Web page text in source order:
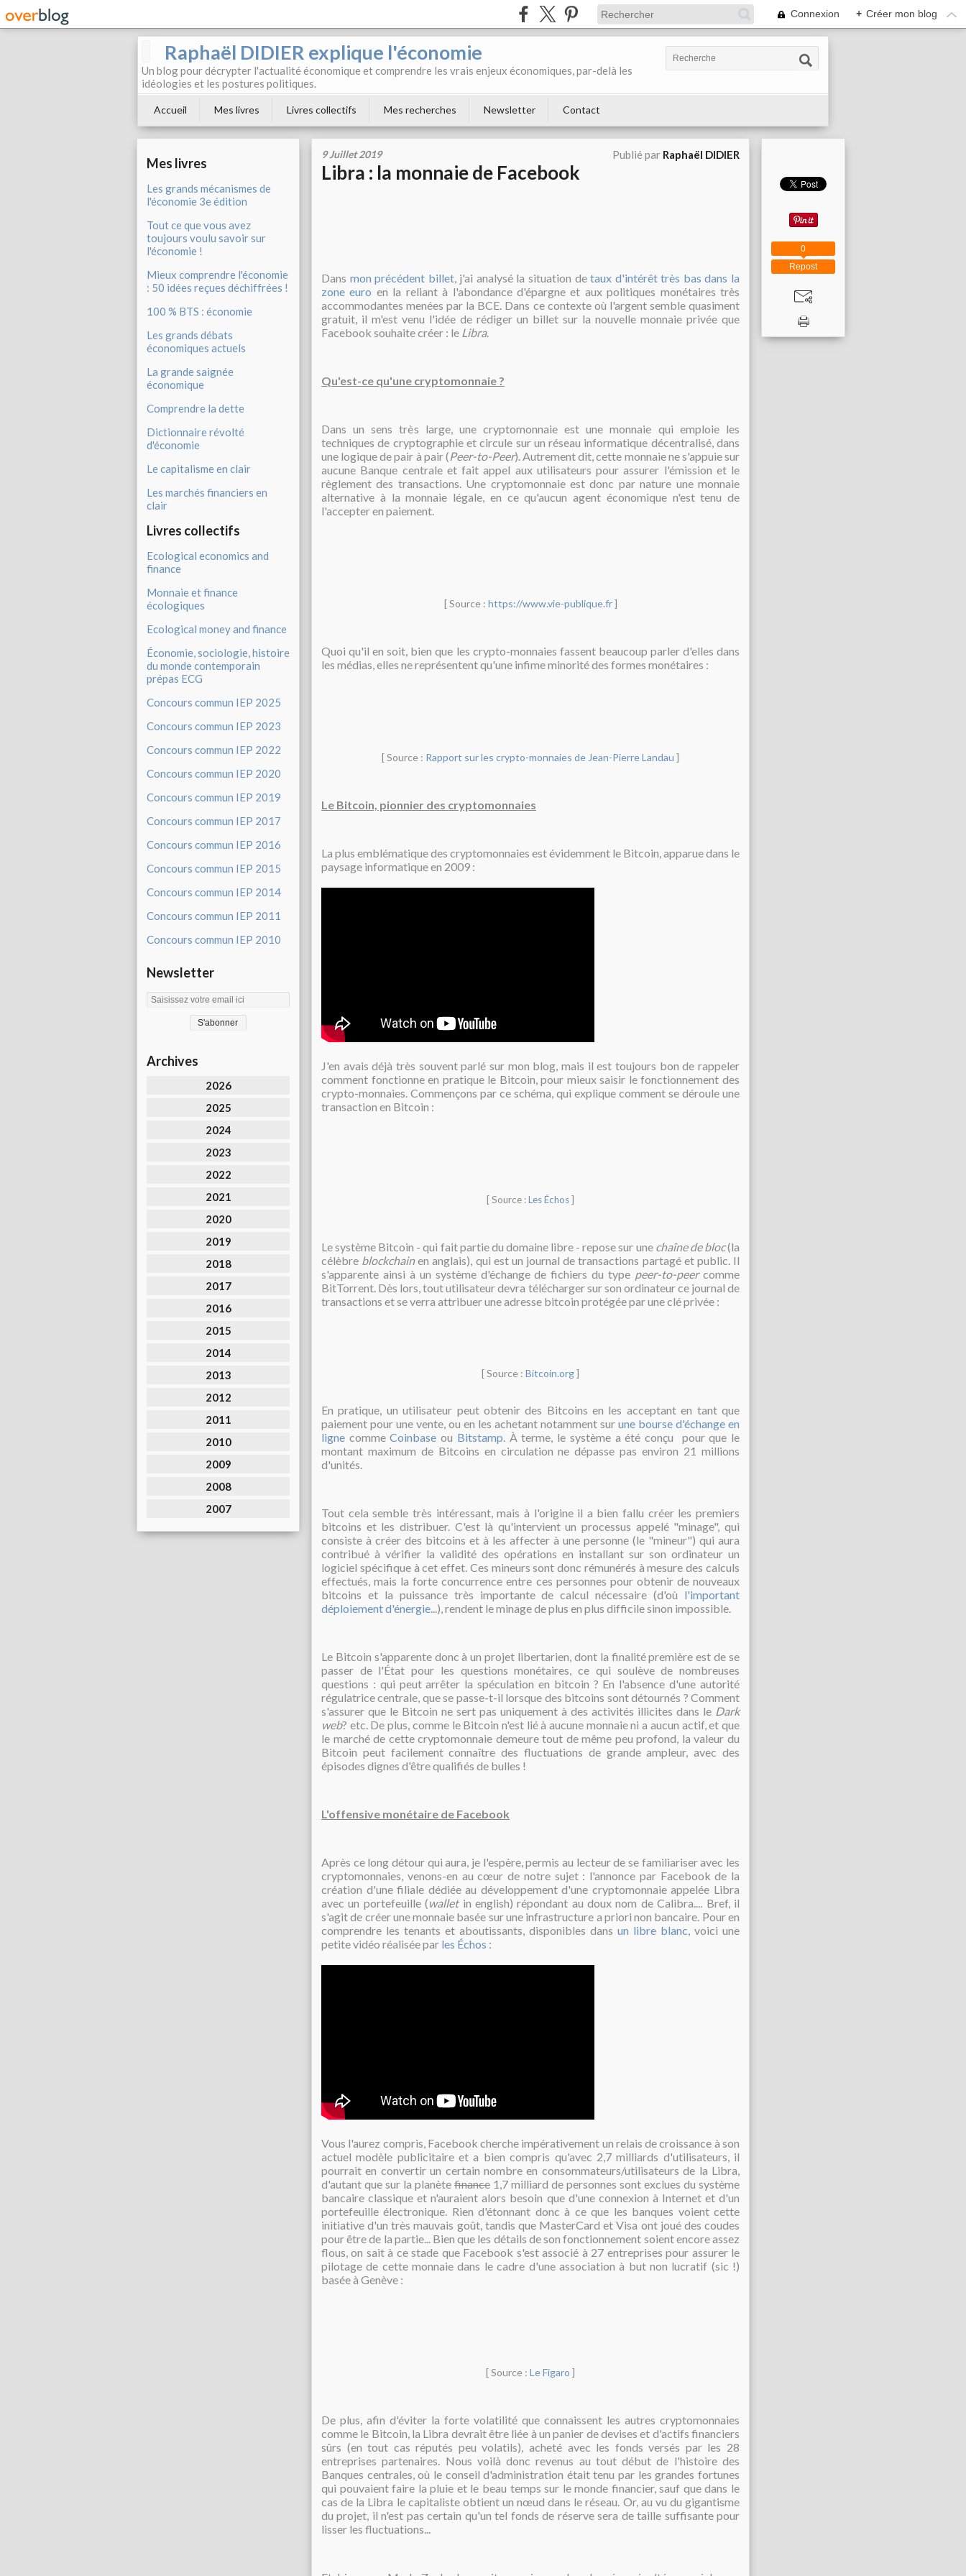
Connexion + Créer mon blog
Raphaël DIDIER explique l'économie
Un blog pour décrypter l'actualité économique et comprendre les vrais enjeux économiques, par-delà les
idéologies et les postures politiques.
Accueil Mes livres Livres collectifs Mes recherches Newsletter Contact
Mes livres
Les grands mécanismes de
l'économie 3e édition
Tout ce que vous avez
toujours voulu savoir sur
l'économie !
Mieux comprendre l'économie
: 50 idées reçues déchiffrées !
100 % BTS : économie
Les grands débats
économiques actuels
La grande saignée
économique
Comprendre la dette
Dictionnaire révolté
d'économie
Le capitalisme en clair
Les marchés financiers en
clair
Livres collectifs
Ecological economics and
finance
Monnaie et finance
écologiques
Ecological money and finance
Économie, sociologie, histoire
du monde contemporain
prépas ECG
Concours commun IEP 2025
Concours commun IEP 2023
Concours commun IEP 2022
Concours commun IEP 2020
Concours commun IEP 2019
Concours commun IEP 2017
Concours commun IEP 2016
Concours commun IEP 2015
Concours commun IEP 2014
Concours commun IEP 2011
Concours commun IEP 2010
Newsletter
Archives
2026
2025
2024
2023
2022
2021
2020
2019
2018
2017
2016
2015
2014
2013
2012
2011
2010
2009
2008
2007
9 Juillet 2019 Publié par Raphaël DIDIER
Libra : la monnaie de Facebook
Dans mon précédent billet, j'ai analysé la situation detaux d'intérêt très bas dans la
zone euro en la reliant à l'abondance d'épargne et aux politiques monétaires très
accommodantes menées par la BCE. Dans ce contexte où l'argent semble quasiment
gratuit, il m'est venu l'idée de rédiger un billet sur la nouvelle monnaie privée que
Facebook souhaite créer : le Libra.
Qu'est-ce qu'une cryptomonnaie ?
Dans un sens très large, une cryptomonnaie est une monnaie qui emploie les
techniques de cryptographie et circule sur un réseau informatique décentralisé, dans
une logique de pair à pair (Peer-to-Peer). Autrement dit, cette monnaie ne s'appuie sur
aucune Banque centrale et fait appel aux utilisateurs pour assurer l'émission et le
règlement des transactions. Une cryptomonnaie est donc par nature une monnaie
alternative à la monnaie légale, en ce qu'aucun agent économique n'est tenu de
l'accepter en paiement.
[ Source : https://www.vie-publique.fr]
Quoi qu'il en soit, bien que les crypto-monnaies fassent beaucoup parler d'elles dans
les médias, elles ne représentent qu'une infime minorité des formes monétaires :
[ Source : Rapport sur les crypto-monnaies de Jean-Pierre Landau ]
Le Bitcoin, pionnier des cryptomonnaies
La plus emblématique des cryptomonnaies est évidemment le Bitcoin, apparue dans le
paysage informatique en 2009 :
J'en avais déjà très souvent parlé sur mon blog, mais il est toujours bon de rappeler
comment fonctionne en pratique le Bitcoin, pour mieux saisir le fonctionnement des
crypto-monnaies. Commençons par ce schéma, qui explique comment se déroule une
transaction en Bitcoin :
[ Source :Les Échos]
Le système Bitcoin - qui fait partie du domaine libre - repose sur une chaîne de bloc(la
célèbre blockchainen anglais), qui est un journal de transactions partagé et public. Il
s'apparente ainsi à un système d'échange de fichiers du type peer-to-peercomme
BitTorrent. Dès lors, tout utilisateur devra télécharger sur son ordinateur ce journal de
transactions et se verra attribuer une adresse bitcoin protégée par une clé privée :
[ Source : Bitcoin.org]
En pratique, un utilisateur peut obtenir des Bitcoins en les acceptant en tant que
paiement pour une vente, ou en les achetant notamment sur une bourse d'échange en
ligne commeCoinbase ou Bitstamp. À terme, le système a été conçu pour que le
montant maximum de Bitcoins en circulation ne dépasse pas environ 21 millions
d'unités.
Tout cela semble très intéressant, mais à l'origine il a bien fallu créer les premiers
bitcoins et les distribuer. C'est là qu'intervient un processus appelé "minage", qui
consiste à créer des bitcoins et à les affecter à une personne (le "mineur") qui aura
contribué à vérifier la validité des opérations en installant sur son ordinateur un
logiciel spécifique à cet effet. Ces mineurs sont donc rémunérés à mesure des calculs
effectués, mais la forte concurrence entre ces personnes pour obtenir de nouveaux
bitcoins et la puissance très importante de calcul nécessaire (d'où l'important
déploiement d'énergie...), rendent le minage de plus en plus difficile sinon impossible.
Le Bitcoin s'apparente donc à un projet libertarien, dont la finalité première est de se
passer de l'État pour les questions monétaires, ce qui soulève de nombreuses
questions : qui peut arrêter la spéculation en bitcoin ? En l'absence d'une autorité
régulatrice centrale, que se passe-t-il lorsque des bitcoins sont détournés ? Comment
s'assurer que le Bitcoin ne sert pas uniquement à des activités illicites dans le Dark
web? etc. De plus, comme le Bitcoin n'est lié à aucune monnaie ni a aucun actif, et que
le marché de cette cryptomonnaie demeure tout de même peu profond, la valeur du
Bitcoin peut facilement connaître des fluctuations de grande ampleur, avec des
épisodes dignes d'être qualifiés de bulles !
L'offensive monétaire de Facebook
Après ce long détour qui aura, je l'espère, permis au lecteur de se familiariser avec les
cryptomonnaies, venons-en au cœur de notre sujet : l'annonce par Facebook de la
création d'une filiale dédiée au développement d'une cryptomonnaie appelée Libra
avec un portefeuille (wallet in english) répondant au doux nom de Calibra.... Bref, il
s'agit de créer une monnaie basée sur une infrastructure a priori non bancaire. Pour en
comprendre les tenants et aboutissants, disponibles dans un libre blanc, voici une
petite vidéo réalisée par les Échos :
Vous l'aurez compris, Facebook cherche impérativement un relais de croissance à son
actuel modèle publicitaire et a bien compris qu'avec 2,7 milliards d'utilisateurs, il
pourrait en convertir un certain nombre en consommateurs/utilisateurs de la Libra,
d'autant que sur la planète finance 1,7 milliard de personnes sont exclues du système
bancaire classique et n'auraient alors besoin que d'une connexion à Internet et d'un
portefeuille électronique. Rien d'étonnant donc à ce que les banques voient cette
initiative d'un très mauvais goût, tandis que MasterCard et Visa ont joué des coudes
pour être de la partie... Bien que les détails de son fonctionnement soient encore assez
flous, on sait à ce stade que Facebook s'est associé à 27 entreprises pour assurer le
pilotage de cette monnaie dans le cadre d'une association à but non lucratif (sic !)
basée à Genève :
[ Source : Le Figaro ]
De plus, afin d'éviter la forte volatilité que connaissent les autres cryptomonnaies
comme le Bitcoin, la Libra devrait être liée à un panier de devises et d'actifs financiers
sûrs (en tout cas réputés peu volatils), acheté avec les fonds versés par les 28
entreprises partenaires. Nous voilà donc revenus au tout début de l'histoire des
Banques centrales, où le conseil d'administration était tenu par les grandes fortunes
qui pouvaient faire la pluie et le beau temps sur le monde financier, sauf que dans le
cas de la Libra le capitaliste obtient un nœud dans le réseau. Or, au vu du gigantisme
du projet, il n'est pas certain qu'un tel fonds de réserve sera de taille suffisante pour
lisser les fluctuations...
Repost
0